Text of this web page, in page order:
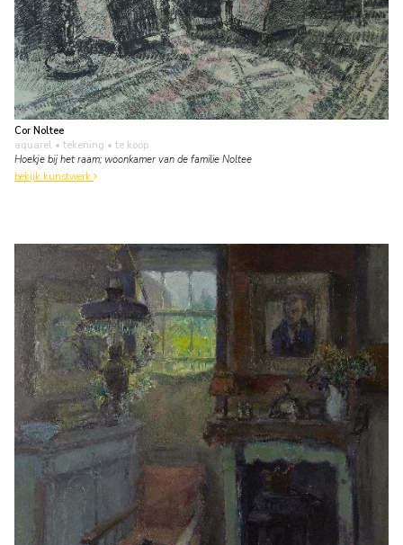
Cor Noltee
aquarel • tekening • te koop
Hoekje bij het raam; woonkamer van de familie Noltee
bekijk kunstwerk